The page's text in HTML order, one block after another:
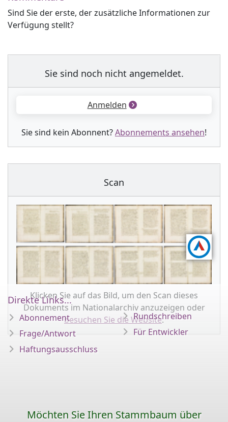
Sind Sie der erste, der zusätzliche Informationen zur
Verfügung stellt?
Sie sind noch nicht angemeldet.
Anmelden
Sie sind kein Abonnent?Abonnements ansehen!
Scan
Klicken Sie auf das Bild, um den Scan dieses
Dokuments im Nationalarchiv anzuzeigen oder
besuchen Sie die Website.
Direkte Links...
Abonnement
Frage/Antwort
Haftungsausschluss
Rundschreiben
Für Entwickler
Möchten Sie Ihren Stammbaum über